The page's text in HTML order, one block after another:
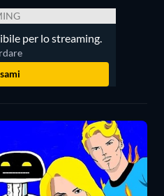
per lo streaming.